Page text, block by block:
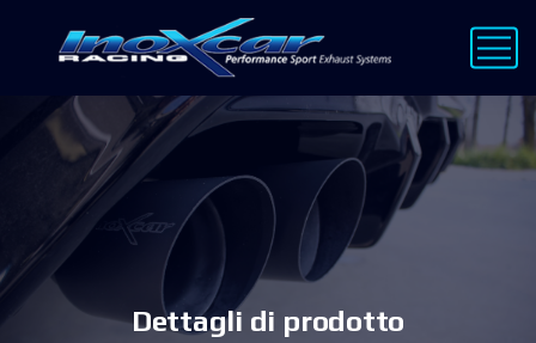
Dettagli di prodotto